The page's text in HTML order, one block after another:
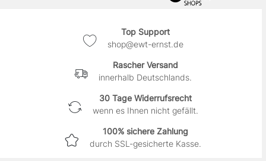
Top Support
shop@ewt-ernst.de
Rascher Versand
innerhalb Deutschlands.
30 Tage Widerrufsrecht
wenn es Ihnen nicht gefällt.
100% sichere Zahlung
durch SSL-gesicherte Kasse.